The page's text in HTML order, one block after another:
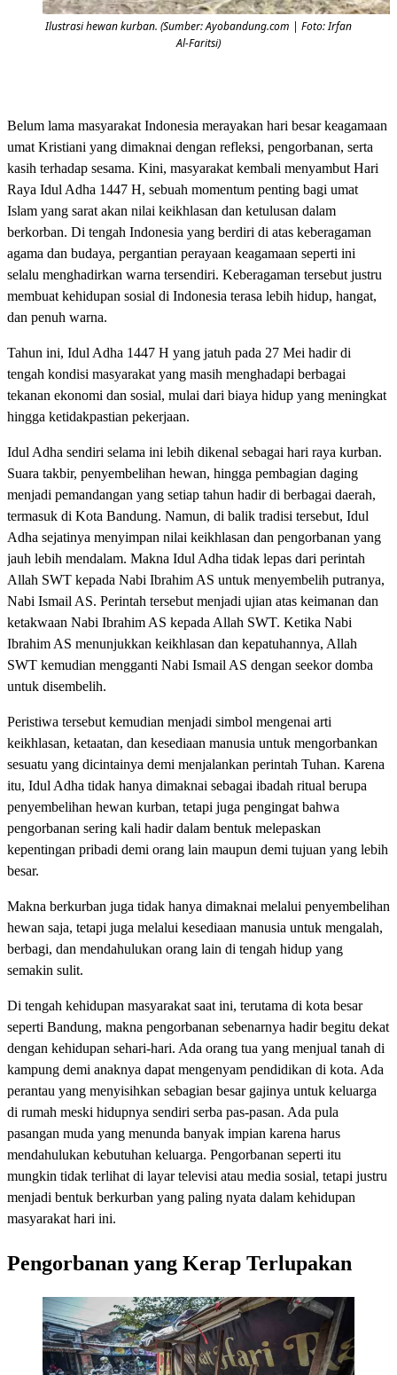
Ilustrasi hewan kurban. (Sumber: Ayobandung.com | Foto: Irfan
Al-Faritsi)
Belum lama masyarakat Indonesia merayakan hari besar keagamaan
umat Kristiani yang dimaknai dengan refleksi, pengorbanan, serta
kasih terhadap sesama. Kini, masyarakat kembali menyambut Hari
Raya Idul Adha 1447 H, sebuah momentum penting bagi umat
Islam yang sarat akan nilai keikhlasan dan ketulusan dalam
berkorban. Di tengah Indonesia yang berdiri di atas keberagaman
agama dan budaya, pergantian perayaan keagamaan seperti ini
selalu menghadirkan warna tersendiri. Keberagaman tersebut justru
membuat kehidupan sosial di Indonesia terasa lebih hidup, hangat,
dan penuh warna.
Tahun ini, Idul Adha 1447 H yang jatuh pada 27 Mei hadir di
tengah kondisi masyarakat yang masih menghadapi berbagai
tekanan ekonomi dan sosial, mulai dari biaya hidup yang meningkat
hingga ketidakpastian pekerjaan.
Idul Adha sendiri selama ini lebih dikenal sebagai hari raya kurban.
Suara takbir, penyembelihan hewan, hingga pembagian daging
menjadi pemandangan yang setiap tahun hadir di berbagai daerah,
termasuk di Kota Bandung. Namun, di balik tradisi tersebut, Idul
Adha sejatinya menyimpan nilai keikhlasan dan pengorbanan yang
jauh lebih mendalam. Makna Idul Adha tidak lepas dari perintah
Allah SWT kepada Nabi Ibrahim AS untuk menyembelih putranya,
Nabi Ismail AS. Perintah tersebut menjadi ujian atas keimanan dan
ketakwaan Nabi Ibrahim AS kepada Allah SWT. Ketika Nabi
Ibrahim AS menunjukkan keikhlasan dan kepatuhannya, Allah
SWT kemudian mengganti Nabi Ismail AS dengan seekor domba
untuk disembelih.
Peristiwa tersebut kemudian menjadi simbol mengenai arti
keikhlasan, ketaatan, dan kesediaan manusia untuk mengorbankan
sesuatu yang dicintainya demi menjalankan perintah Tuhan. Karena
itu, Idul Adha tidak hanya dimaknai sebagai ibadah ritual berupa
penyembelihan hewan kurban, tetapi juga pengingat bahwa
pengorbanan sering kali hadir dalam bentuk melepaskan
kepentingan pribadi demi orang lain maupun demi tujuan yang lebih
besar.
Makna berkurban juga tidak hanya dimaknai melalui penyembelihan
hewan saja, tetapi juga melalui kesediaan manusia untuk mengalah,
berbagi, dan mendahulukan orang lain di tengah hidup yang
semakin sulit.
Di tengah kehidupan masyarakat saat ini, terutama di kota besar
seperti Bandung, makna pengorbanan sebenarnya hadir begitu dekat
dengan kehidupan sehari-hari. Ada orang tua yang menjual tanah di
kampung demi anaknya dapat mengenyam pendidikan di kota. Ada
perantau yang menyisihkan sebagian besar gajinya untuk keluarga
di rumah meski hidupnya sendiri serba pas-pasan. Ada pula
pasangan muda yang menunda banyak impian karena harus
mendahulukan kebutuhan keluarga. Pengorbanan seperti itu
mungkin tidak terlihat di layar televisi atau media sosial, tetapi justru
menjadi bentuk berkurban yang paling nyata dalam kehidupan
masyarakat hari ini.
Pengorbanan yang Kerap Terlupakan